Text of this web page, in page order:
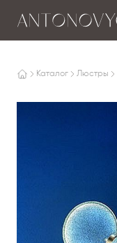
Каталог Люстры